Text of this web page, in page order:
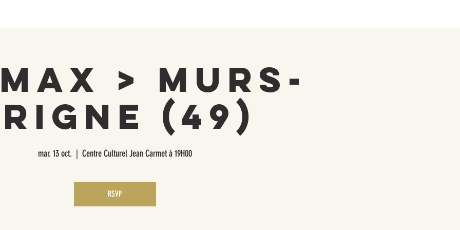
> MURS-
(49)
mar. 13 oct.
  |
Centre Culturel Jean Carmet à 19H00
RSVP